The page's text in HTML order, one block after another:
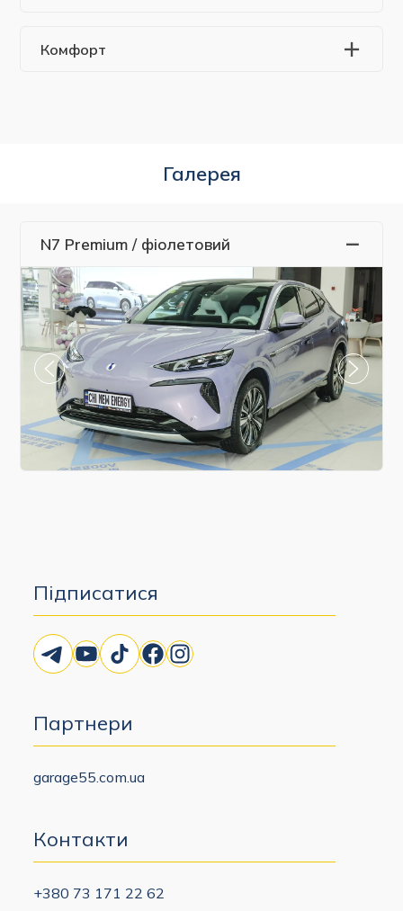
Комфорт
Галерея
N7 Premium / фіолетовий
Підписатися
TelegramYouTubeTikTokFacebookInstagram
Партнери
garage55.com.ua
Контакти
+380 73 171 22 62